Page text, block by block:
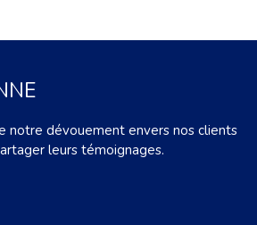
notre dévouement envers nos clients
leurs témoignages.